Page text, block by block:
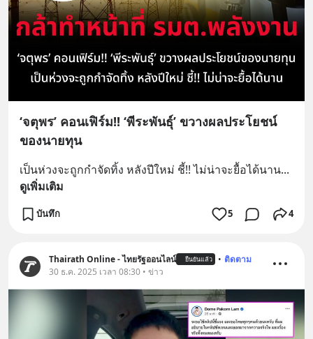
‘จตุพร’ คอนเฟิร์ม!! ‘พีระพันธุ์’ ขวางผลประโยชน์
ของนายทุน
เป็นห่วงจะถูกกำจัดทิ้ง หลังปีใหม่ ชี้!! ไม่น่าจะยื้อได้นาน...
ดูเพิ่มเติม
บันทึก 5 4
Thairath Online - ไทยรัฐออนไลน์ ยืนยันแล้ว • ติดตาม
30 ธ.ค. 2025 เวลา 08:30 • ข่าว